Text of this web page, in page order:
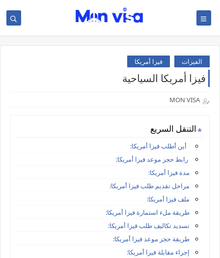
الفيزات فيزا أمريكا
فيزا أمريكا السياحية
MON VISA
التنقل السريع
أين أطلب فيزا أمريكا:
رابط حجز موعد فيزا أمريكا:
مدة فيزا أمريكا:
مراحل تقديم طلب فيزا أمريكا:
ملف فيزا أمريكا:
طريقة ملء استمارة فيزا أمريكا:
تسديد تكاليف طلب فيزا أمريكا:
طريقة حجز موعد فيزا أمريكا:
إجراء مقابلة فيزا أمريكا: